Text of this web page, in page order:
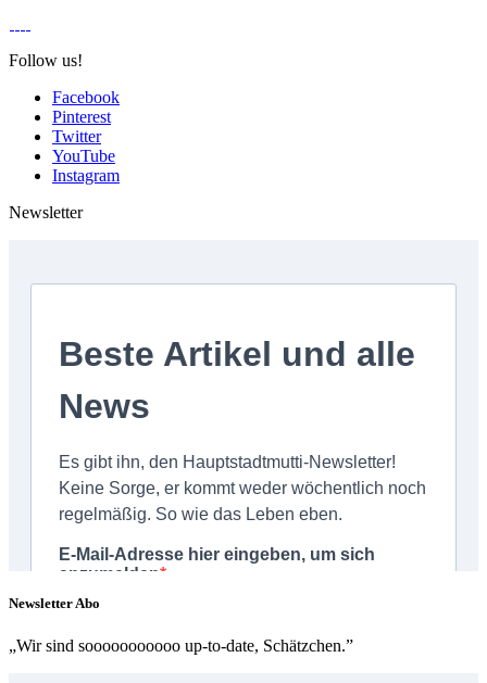
Follow us!
Facebook
Pinterest
Twitter
YouTube
Instagram
Newsletter
Newsletter Abo
„Wir sind sooooooooooo up-to-date, Schätzchen.”